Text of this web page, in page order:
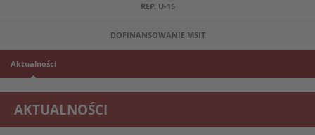
REP. U-15
DOFINANSOWANIE MSIT
Aktualności
AKTUALNOŚCI